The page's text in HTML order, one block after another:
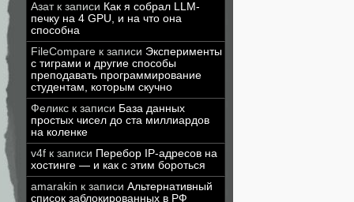
Азатк записи Как я собрал LLM-
печку на 4 GPU, и на что она
способна
FileCompare к записи Эксперименты
с тиграми и другие способы
преподавать программирование
студентам, которым скучно
Феликс к записи База данных
простых чисел до ста миллиардов
на коленке
v4f к записи Перебор IP-адресов на
хостинге — и как с этим бороться
amarakin к записи Альтернативный
список заблокированных в РФ